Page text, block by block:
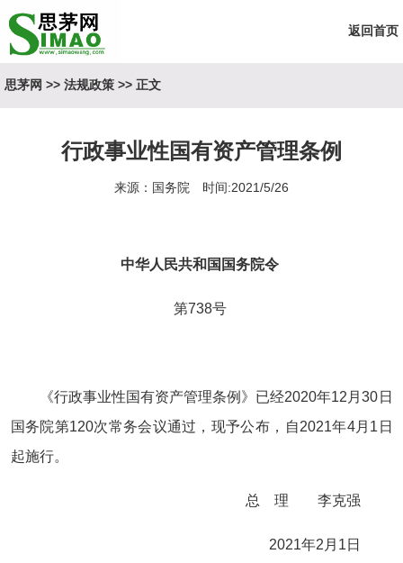
返回首页
思茅网 >> 法规政策>> 正文
行政事业性国有资产管理条例
来源：国务院 时间:2021/5/26
中华人民共和国国务院令
第738号
《行政事业性国有资产管理条例》已经2020年12月30日
国务院第120次常务会议通过，现予公布，自2021年4月1日
起施行。
总 理 李克强
2021年2月1日